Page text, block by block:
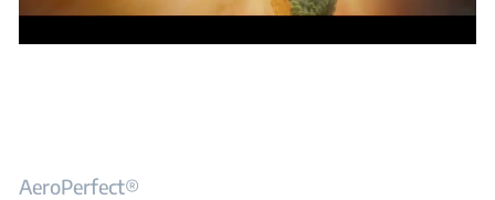
AeroPerfect®